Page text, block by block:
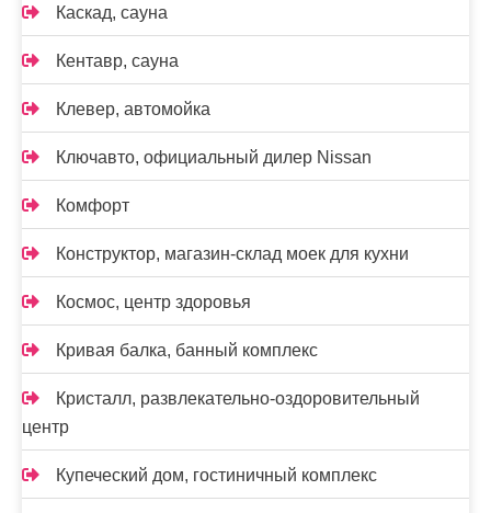
Каскад, сауна
Кентавр, сауна
Клевер, автомойка
Ключавто, официальный дилер Nissan
Комфорт
Конструктор, магазин-склад моек для кухни
Космос, центр здоровья
Кривая балка, банный комплекс
Кристалл, развлекательно-оздоровительный
центр
Купеческий дом, гостиничный комплекс